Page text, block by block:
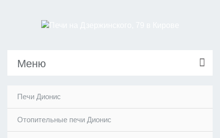
Меню
Печи Дионис
Отопительные печи Дионис